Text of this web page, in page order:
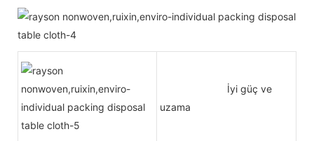
İyi güç ve
uzama